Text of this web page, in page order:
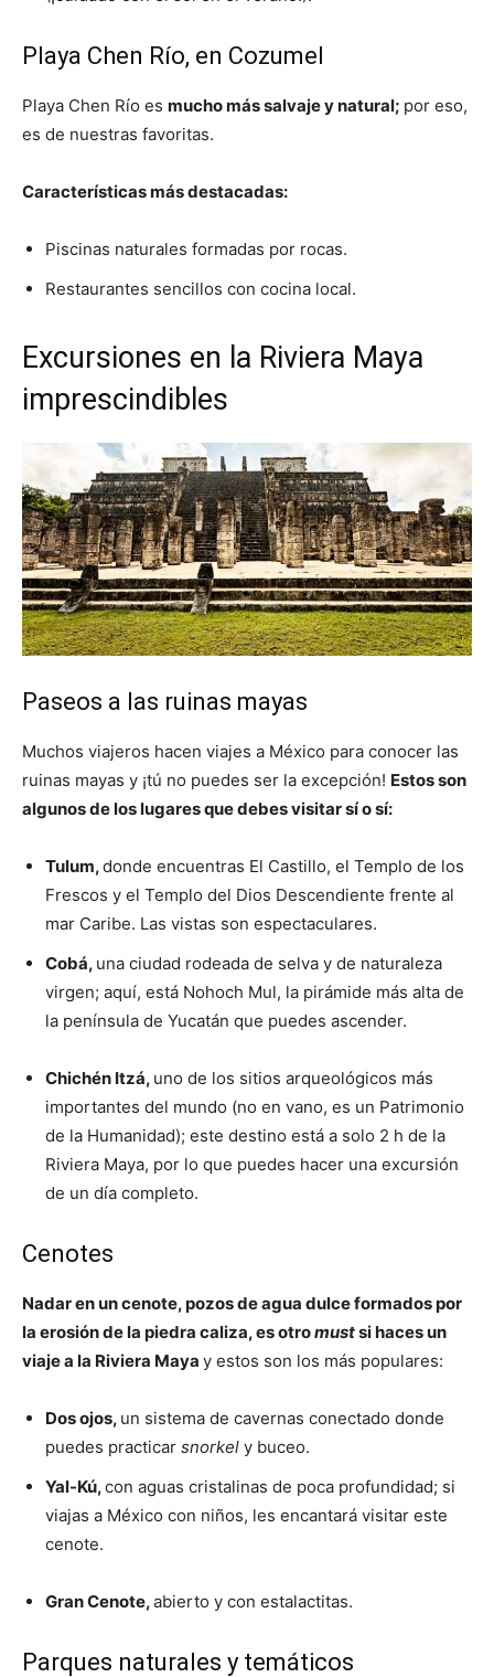
Playa Chen Río, en Cozumel
Playa Chen Río es mucho más salvaje y natural; por eso,
es de nuestras favoritas.
Características más destacadas:
Piscinas naturales formadas por rocas.
Restaurantes sencillos con cocina local.
Excursiones en la Riviera Maya
imprescindibles
Paseos a las ruinas mayas
Muchos viajeros hacen viajes a México para conocer las
ruinas mayas y ¡tú no puedes ser la excepción! Estos son
algunos de los lugares que debes visitar sí o sí:
Tulum,donde encuentras El Castillo, el Templo de los
Frescos y el Templo del Dios Descendiente frente al
mar Caribe. Las vistas son espectaculares.
Cobá, una ciudad rodeada de selva y de naturaleza
virgen; aquí, está Nohoch Mul, la pirámide más alta de
la península de Yucatán que puedes ascender.
Chichén Itzá, uno de los sitios arqueológicos más
importantes del mundo (no en vano, es un Patrimonio
de la Humanidad); este destino está a solo 2 h de la
Riviera Maya, por lo que puedes hacer una excursión
de un día completo.
Cenotes
Nadar en un cenote, pozos de agua dulce formados por
la erosión de la piedra caliza, es otromustsi haces un
viaje a la Riviera Maya y estos son los más populares:
Dos ojos, un sistema de cavernas conectado donde
puedes practicar snorkel y buceo.
Yal-Kú,con aguas cristalinas de poca profundidad; si
viajas a México con niños, les encantará visitar este
cenote.
Gran Cenote,abierto y con estalactitas.
Parques naturales y temáticos